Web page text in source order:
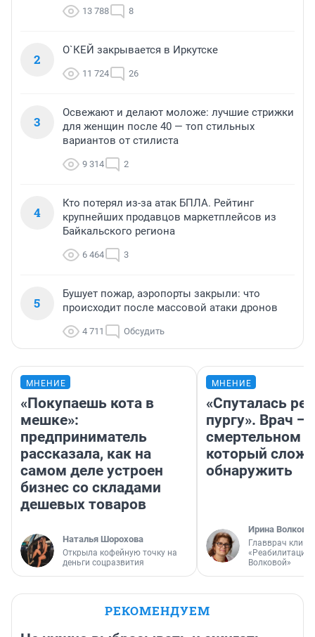
13 788 8
2
О`КЕЙ закрывается в Иркутске
11 724 26
3
Освежают и делают моложе: лучшие стрижки
для женщин после 40 — топ стильных
вариантов от стилиста
9 314 2
4
Кто потерял из-за атак БПЛА. Рейтинг
крупнейших продавцов маркетплейсов из
Байкальского региона
6 464 3
5
Бушует пожар, аэропорты закрыли: что
происходит после массовой атаки дронов
4 711 Обсудить
МНЕНИЕ
«Покупаешь кота в
мешке»:
предприниматель
рассказала, как на
самом деле устроен
бизнес со складами
дешевых товаров
Наталья Шорохова
Открыла кофейную точку на
деньги соцразвития
МНЕНИЕ
«Спуталась
пургу». Врач —
смертельном
который
обнаружить
Ирина Волкова
Главврач
«Реабилитация
Волковой»
РЕКОМЕНДУЕМ